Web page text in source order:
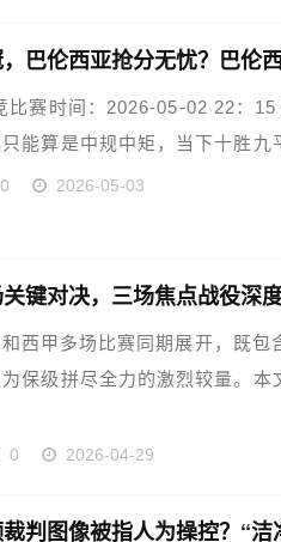
巴伦西亚抢分无忧？巴伦
比赛时间：2026-05-02 22：15
能算是中规中矩，当下十胜九
0 2026-05-03
键对决，三场焦点战役深
西甲多场比赛同期展开，既包
保级拼尽全力的激烈较量。本
0 2026-04-29